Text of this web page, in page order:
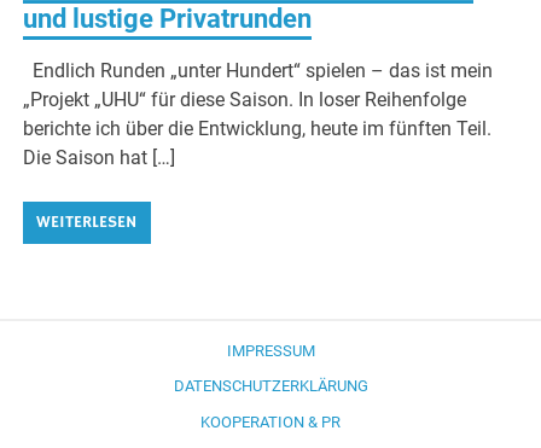
und lustige Privatrunden
Endlich Runden „unter Hundert“ spielen – das ist mein
„Projekt „UHU“ für diese Saison. In loser Reihenfolge
berichte ich über die Entwicklung, heute im fünften Teil.
Die Saison hat […]
WEITERLESEN
IMPRESSUM
DATENSCHUTZERKLÄRUNG
KOOPERATION & PR